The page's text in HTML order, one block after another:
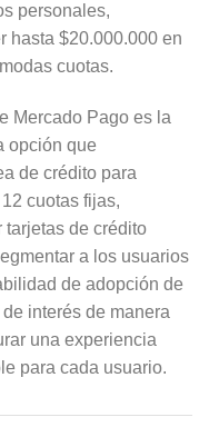
personales,
hasta $20.000.000 en
cuotas.
Mercado Pago es la
opción que
de crédito para
cuotas fijas,
de crédito
a los usuarios
de adopción de
interés de manera
una experiencia
para cada usuario.